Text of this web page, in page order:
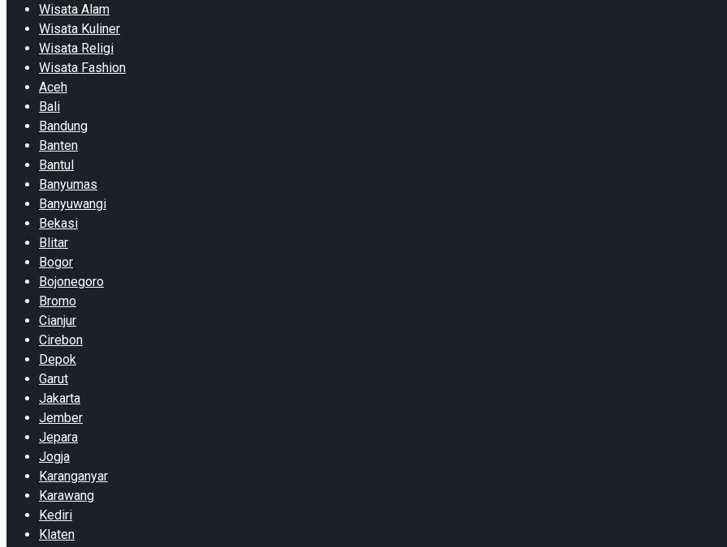
Wisata Alam
Wisata Kuliner
Wisata Religi
Wisata Fashion
Aceh
Bali
Bandung
Banten
Bantul
Banyumas
Banyuwangi
Bekasi
Blitar
Bogor
Bojonegoro
Bromo
Cianjur
Cirebon
Depok
Garut
Jakarta
Jember
Jepara
Jogja
Karanganyar
Karawang
Kediri
Klaten